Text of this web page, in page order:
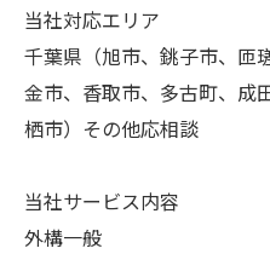
当社対応エリア
千葉県（旭市、銚子市、匝
金市、香取市、多古町、成
栖市）その他応相談
当社サービス内容
外構一般